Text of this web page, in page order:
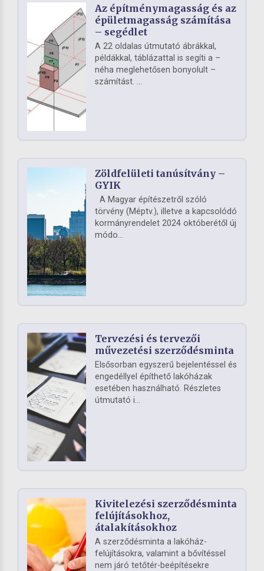
Az építménymagasság és az
épületmagasság számítása
– segédlet
A 22 oldalas útmutató ábrákkal,
példákkal, táblázattal is segíti a –
néha meglehetősen bonyolult –
számítást. ...
Zöldfelületi tanúsítvány –
GYIK
A Magyar építészetről szóló
törvény (Méptv.), illetve a kapcsolódó
kormányrendelet 2024 októberétől új
módo...
Tervezési és tervezői
művezetési szerződésminta
Elsősorban egyszerű bejelentéssel és
engedéllyel építhető lakóházak
esetében használható. Részletes
útmutató i...
Kivitelezési szerződésminta
felújításokhoz,
átalakításokhoz
A szerződésminta a lakóház-
felújításokra, valamint a bővítéssel
nem járó tetőtér-beépítésekre